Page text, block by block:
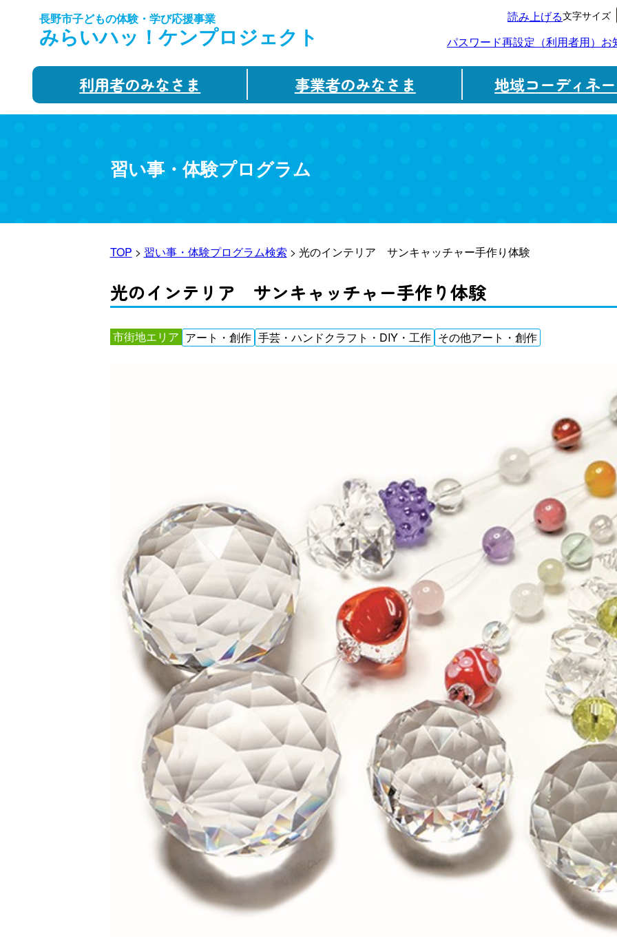
長野市子どもの体験・学び応援事業
みらいハッ！ケンプロジェクト
読み上げる文字サイズ
パスワード再設定（利用者用） お
利用者のみなさま 事業者のみなさま 地域コーディネ
習い事・体験プログラム
TOP > 習い事・体験プログラム検索 > 光のインテリア サンキャッチャー手作り体験
光のインテリア サンキャッチャー手作り体験
市街地エリア アート・創作 手芸・ハンドクラフト・DIY・工作 その他アート・創作